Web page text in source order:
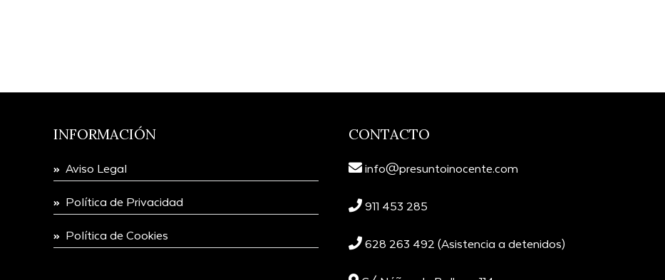
INFORMACIÓN
Aviso Legal
Política de Privacidad
Política de Cookies
CONTACTO
info@presuntoinocente.com
911 453 285
628 263 492 (Asistencia a detenidos)